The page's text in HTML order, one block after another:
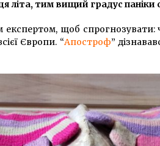
ago
коли до Києва
нові вагони для
діяльність
піраміди “B2B Jewerly”
ago
літа, тим вищий градус паніки
експертом, щоб спрогнозувати:
Європи. “Апостроф”